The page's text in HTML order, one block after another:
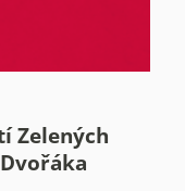
Zelených